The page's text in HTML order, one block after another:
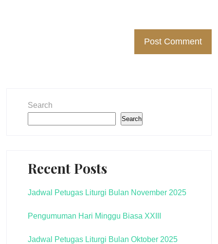
Search
Search
Recent Posts
Jadwal Petugas Liturgi Bulan November 2025
Pengumuman Hari Minggu Biasa XXIII
Jadwal Petugas Liturgi Bulan Oktober 2025